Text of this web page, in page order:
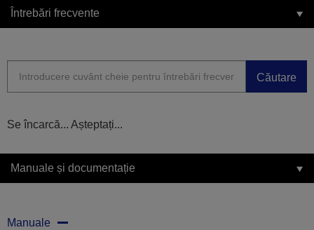
Întrebări frecvente
Căutare
Se încarcă... Așteptați...
Manuale și documentație
Manuale